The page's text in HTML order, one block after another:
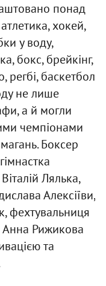
понад
хокей,
у воду,
бокс, брейкінг,
регбі, баскетбол
не лише
а й могли
чемпіонами
Боксер
Лялька,
Алексіїви,
фехтувальниця
Анна Рижикова
та